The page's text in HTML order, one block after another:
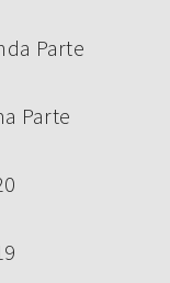
leggere
Parte
Parte